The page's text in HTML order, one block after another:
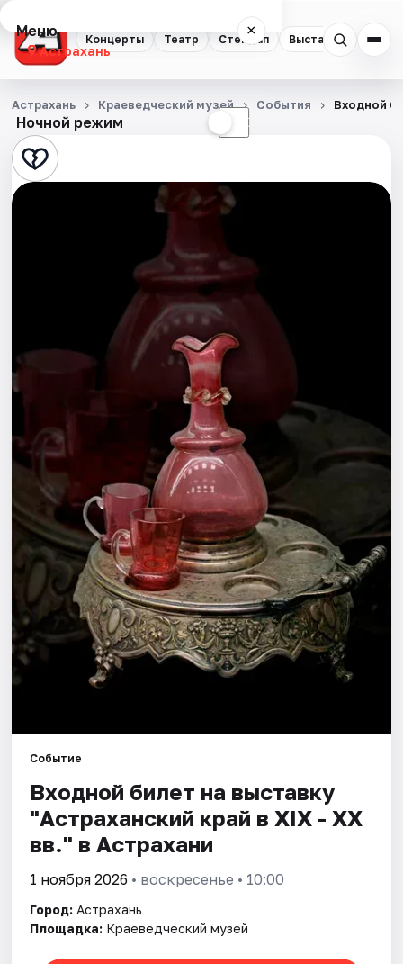
Концерты Театр Стендап Выставки
Меню ×
Астрахань
Концерты
Театр
Стендап
Спорт
События
Города
Площадки
Артисты
Рейтинги
Ночной режим ☾
Астрахань Краеведческий музей События Входной
Событие
Входной билет на выставку
"Астраханский край в XIX - XX
вв." в Астрахани
1 ноября 2026 • воскресенье • 10:00
Город: Астрахань
Площадка: Краеведческий музей